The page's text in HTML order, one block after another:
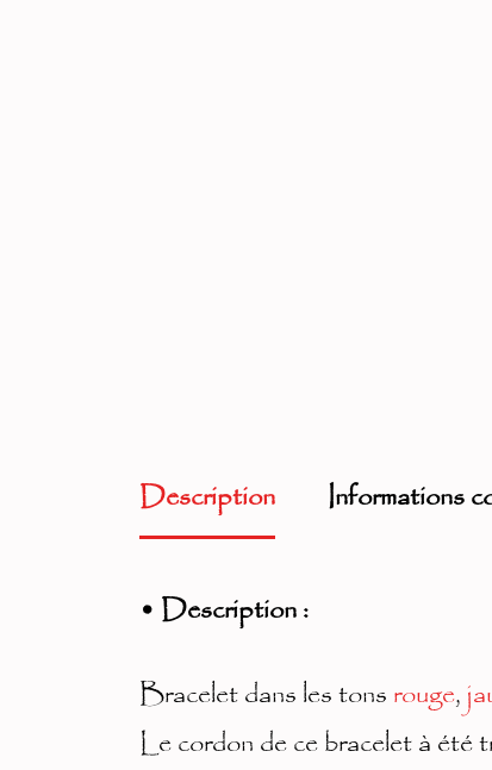
Description Informations
• Description :
Bracelet dans les tonsrouge,
Le cordon de ce bracelet à été